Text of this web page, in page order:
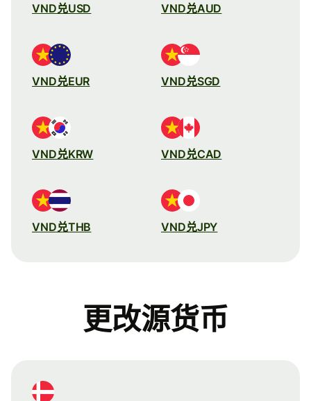
VND兑USD VND兑AUD
VND兑EUR VND兑SGD
VND兑KRW VND兑CAD
VND兑THB VND兑JPY
更改源货币